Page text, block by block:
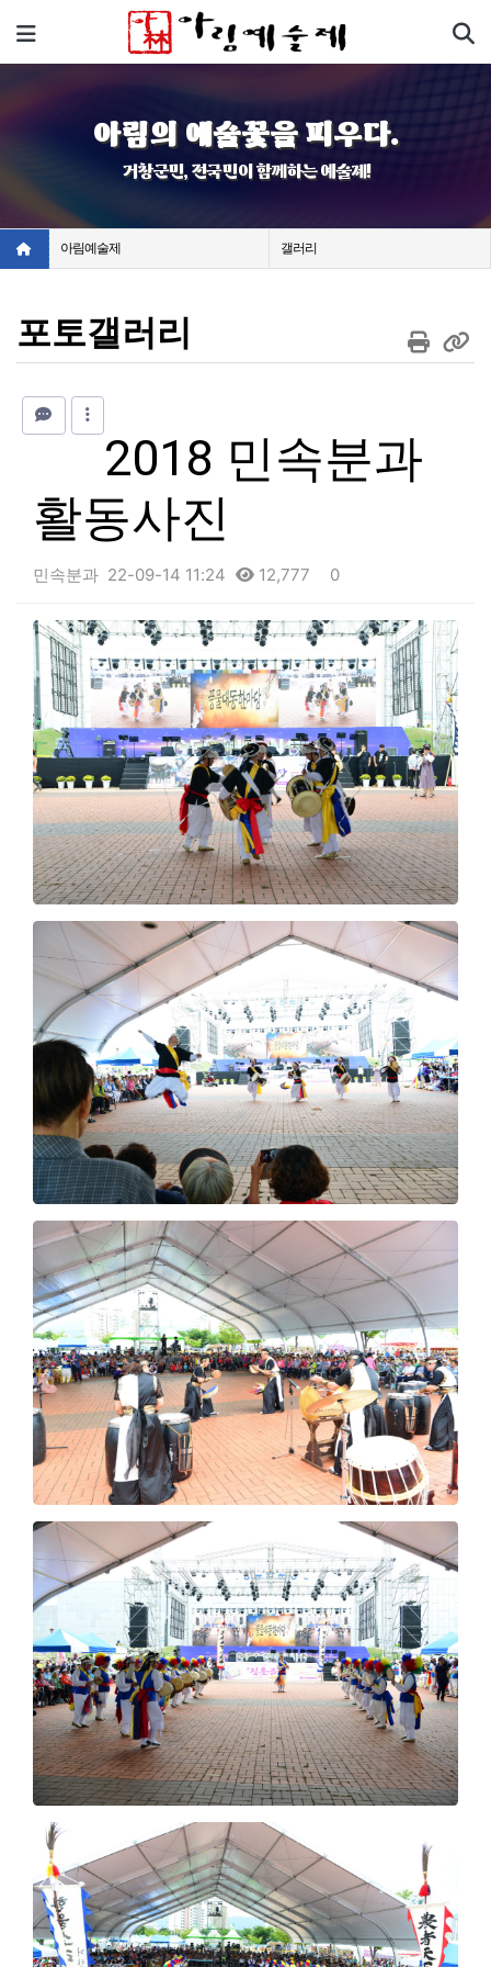
메뉴
아림의 예술꽃을 피우다.
거창군민, 전국민이 함께하는 예술제!
아림예술제 갤러리
포토갤러리
2018 민속분과
활동사진
민속분과 22-09-14 11:24 12,777 0
본문